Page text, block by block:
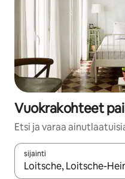
Vuokrakohteet
Etsi ja varaa
sijainti
Kun tulokset ovat